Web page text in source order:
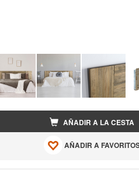
AÑADIR A LA CESTA
AÑADIR A